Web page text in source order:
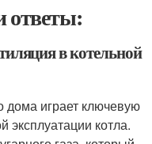
ответы:
в котельной
дома играет ключевую
эксплуатации котла.